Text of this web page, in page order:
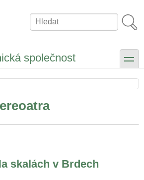
Hledat
společnost toggle
skalách v Brdech